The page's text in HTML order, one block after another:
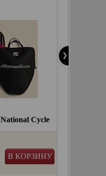
National Cycle
В КОРЗИНУ